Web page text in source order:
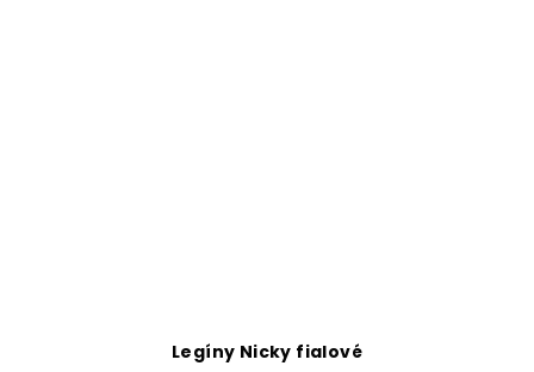
Legíny Nicky fialové